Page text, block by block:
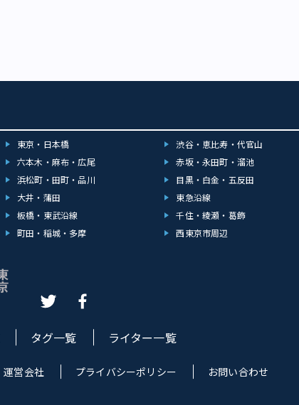
東京・日本橋 渋谷・恵比寿・代官山
六本木・麻布・広尾 赤坂・永田町・溜池
浜松町・田町・品川 目黒・白金・五反田
大井・蒲田 東急沿線
板橋・東武沿線 千住・綾瀬・葛飾
町田・稲城・多摩 西東京市周辺
タグ一覧 ライター一覧
運営会社 プライバシーポリシー お問い合わせ